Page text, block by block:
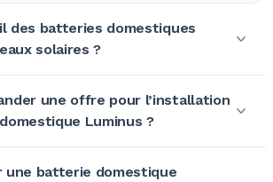
des batteries domestiques
solaires ?
une offre pour l’installation
Luminus ?
une batterie domestique